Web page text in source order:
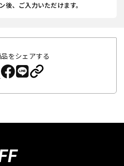
後、ご入力いただけます。
をシェアする